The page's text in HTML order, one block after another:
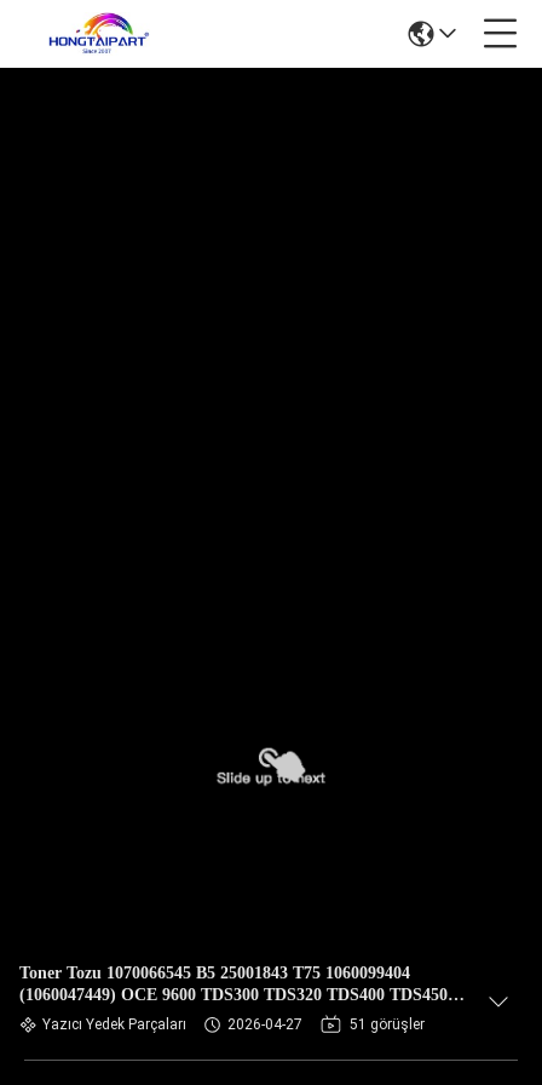
Toner Tozu 1070066545 B5 25001843 T75 1060099404
(1060047449) OCE 9600 TDS300 TDS320 TDS400 TDS450
TDS600 TDS750 PW750 Yedek Parça Değişimi
HONGTAIPART için
Yazıcı Yedek Parçaları 2026-04-27 51 görüşler